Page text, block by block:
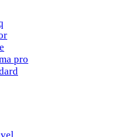
pro